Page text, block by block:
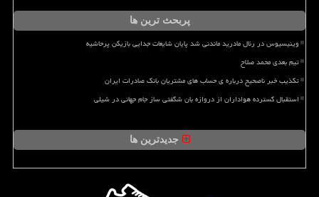
پربحث ترین ها
وینیسیوس در رئال مادرید ماندنی شد پایان شایعات جدایی بازیکن پرحاشیه
تیم بعدی محمد صلاح
تکذیب خبر ناصحیح درباره ی حساب های مشتریان بانک صادرات ایران
استقبال گسترده هواداران از دروازه بان شگفتی ساز جام جهانی در شیلی
جدیدترین ها